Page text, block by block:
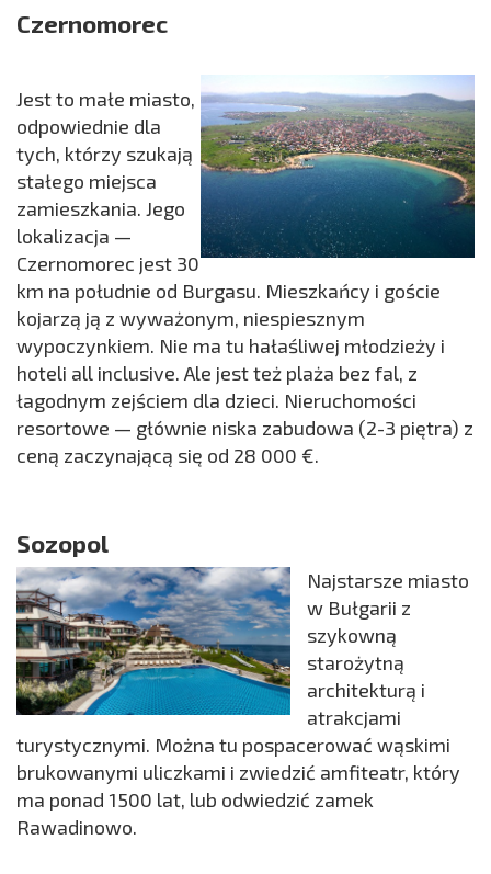
Czernomorec
Jest to małe miasto,
odpowiednie dla
tych, którzy szukają
stałego miejsca
zamieszkania. Jego
lokalizacja —
Czernomorec jest 30
km na południe od Burgasu. Mieszkańcy i goście
kojarzą ją z wyważonym, niespiesznym
wypoczynkiem. Nie ma tu hałaśliwej młodzieży i
hoteli all inclusive. Ale jest też plaża bez fal, z
łagodnym zejściem dla dzieci. Nieruchomości
resortowe — głównie niska zabudowa (2-3 piętra) z
ceną zaczynającą się od 28 000 €.
Sozopol
Najstarsze miasto
w Bułgarii z
szykowną
starożytną
architekturą i
atrakcjami
turystycznymi. Można tu pospacerować wąskimi
brukowanymi uliczkami i zwiedzić amfiteatr, który
ma ponad 1500 lat, lub odwiedzić zamek
Rawadinowo.